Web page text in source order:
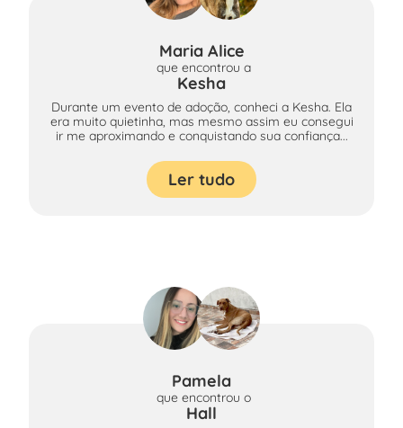
Maria Alice
que encontrou a
Kesha
Durante um evento de adoção, conheci a Kesha. Ela
era muito quietinha, mas mesmo assim eu consegui
ir me aproximando e conquistando sua confiança...
Ler tudo
Pamela
que encontrou o
Hall